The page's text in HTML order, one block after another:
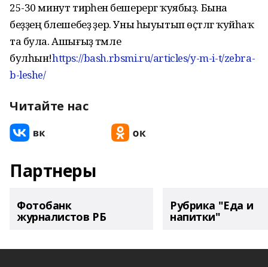
25-30 минут тирәһенә бешерергә ҡуябыҙ. Бына
беҙҙең бәлешебеҙ әҙер. Уны һыуытып өҫтәлгә ҡуйһаҡ
та була. Ашығыҙ тәмле
булһын!https://bash.rbsmi.ru/articles/y-m-i-t/zebra-
b-leshe/
Читайте нас
Партнеры
Фотобанк
журналистов РБ
Рубрика "Еда и
напитки"